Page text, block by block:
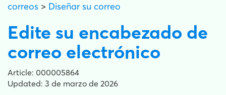
correos > Diseñar su correo
Edite su encabezado de
correo electrónico
Article: 000005864
Updated: 3 de marzo de 2026